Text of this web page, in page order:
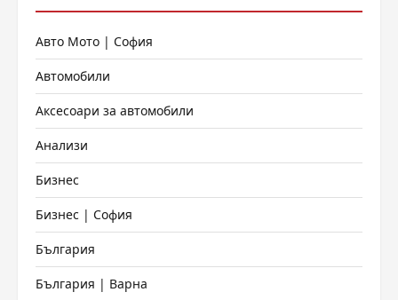
Авто Мото | София
Автомобили
Аксесоари за автомобили
Анализи
Бизнес
Бизнес | София
България
България | Варна